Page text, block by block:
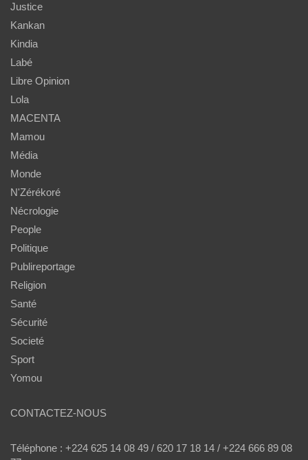
Justice
Kankan
Kindia
Labé
Libre Opinion
Lola
MACENTA
Mamou
Média
Monde
N'Zérékoré
Nécrologie
People
Politique
Publireportage
Religion
Santé
Sécurité
Societé
Sport
Yomou
CONTACTEZ-NOUS
Téléphone : +224 625 14 08 49 / 620 17 18 14 / +224 666 89 08